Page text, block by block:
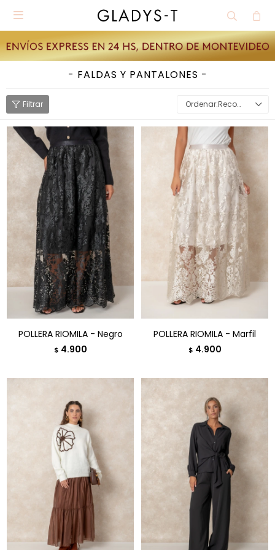

FALDAS Y PANTALONES
Recomendados
POLLERA RIOMILA - Negro
$ 4.900
POLLERA RIOMILA - Marfil
$ 4.900